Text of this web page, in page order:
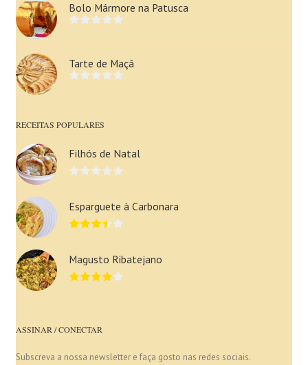
Bolo Mármore na Patusca
Tarte de Maçã
RECEITAS POPULARES
Filhós de Natal
Esparguete à Carbonara
Magusto Ribatejano
ASSINAR / CONECTAR
Subscreva a nossa newsletter e faça gosto nas redes sociais.